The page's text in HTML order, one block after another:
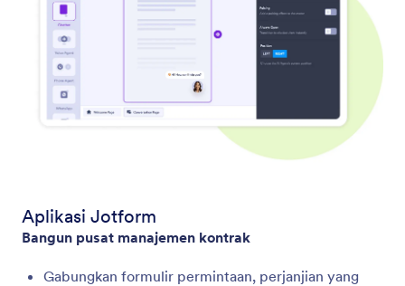
Aplikasi Jotform
Bangun pusat manajemen kontrak
Gabungkan formulir permintaan, perjanjian yang